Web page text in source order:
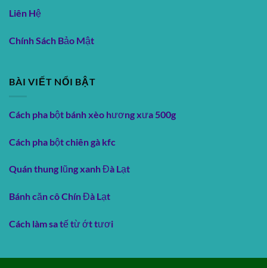
Liên Hệ
Chính Sách Bảo Mật
BÀI VIẾT NỔI BẬT
Cách pha bột bánh xèo hương xưa 500g
Cách pha bột chiên gà kfc
Quán thung lũng xanh Đà Lạt
Bánh căn cô Chín Đà Lạt
Cách làm sa tế từ ớt tươi